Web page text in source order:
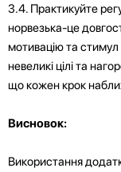
3.4. Практикуйте
норвезька-це
мотивацію та
невеликі цілі та
що кожен крок
Висновок:
Використання